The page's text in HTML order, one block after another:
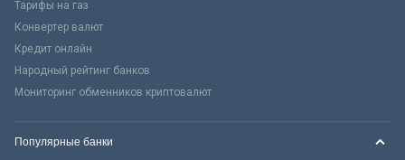
Тарифы на газ
Конвертер валют
Кредит онлайн
Народный рейтинг банков
Мониторинг обменников криптовалют
Популярные банки